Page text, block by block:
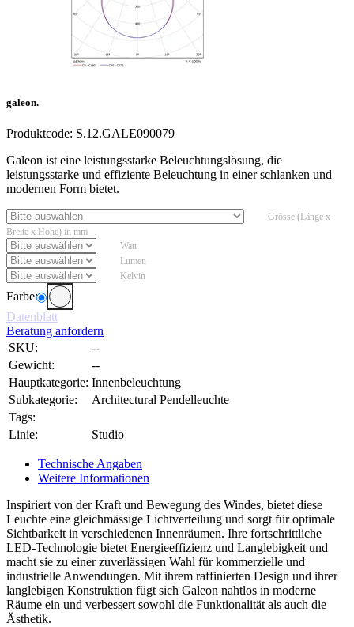
galeon.
Produktcode: S.12.GALE090079
Galeon ist eine leistungsstarke Beleuchtungslösung, die
leistungsstarke und effiziente Beleuchtung in einer schlanken und
modernen Form bietet.
Grösse (Länge x
Breite x Höhe) in mm
Watt
Lumen
Kelvin
Farbe:
Datenblatt
Beratung anfordern
SKU:
--
Gewicht:
--
Hauptkategorie: Innenbeleuchtung
Subkategorie:
Architectural Pendelleuchte
Tags:
Linie:
Studio
Technische Angaben
Weitere Informationen
Inspiriert von der Kraft und Bewegung des Windes, bietet diese
Leuchte eine gleichmässige Lichtverteilung und sorgt für optimale
Sichtbarkeit in verschiedenen Innenräumen. Ihre fortschrittliche
LED-Technologie bietet Energieeffizienz und Langlebigkeit und
macht sie zu einer zuverlässigen Wahl für kommerzielle und
industrielle Anwendungen. Mit ihrem raffinierten Design und ihrer
langlebigen Konstruktion fügt sich Galeon nahtlos in moderne
Räume ein und verbessert sowohl die Funktionalität als auch die
Ästhetik.